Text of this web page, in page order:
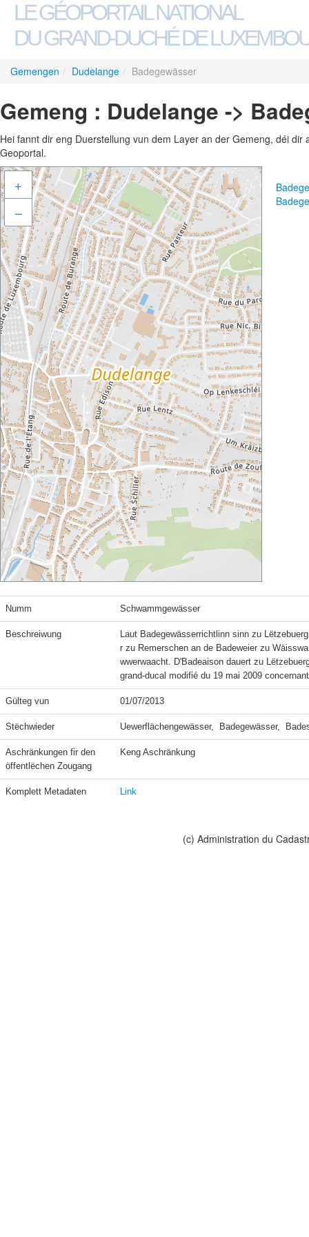
LE GÉOPORTAIL NATIONAL
DU GRAND-DUCHÉ DE
Gemengen / Dudelange / Badegewässer
Gemeng : Dudelange ->
Hei fannt dir eng Duerstellung vun dem Layer an der Gemeng, déi
Geoportal.
+
–
Numm Schwammgewässer
Beschreiwung
Laut Badegewässerrichtlinn sinn zu
r zu Remerschen an de Badeweier zu
wwerwaacht. D'Badeaison dauert zu
grand-ducal modifié du 19 mai 2009
Gülteg vun 01/07/2013
Stëchwieder Uewerflächengewässer,  Badegewässer,
Aschränkungen fir den
öffentlëchen Zougang
Keng Aschränkung
Komplett Metadaten Link
(c) Administration du